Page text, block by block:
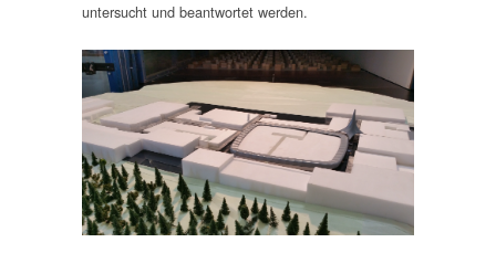
untersucht und beantwortet werden.